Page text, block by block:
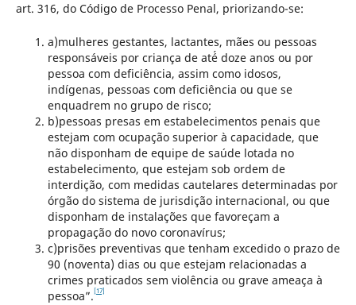
art. 316, do Código de Processo Penal, priorizando-se:
a)mulheres gestantes, lactantes, mães ou pessoas
responsáveis por criança de até́ doze anos ou por
pessoa com deficiência, assim como idosos,
indígenas, pessoas com deficiência ou que se
enquadrem no grupo de risco;
b)pessoas presas em estabelecimentos penais que
estejam com ocupação superior à capacidade, que
não disponham de equipe de saúde lotada no
estabelecimento, que estejam sob ordem de
interdição, com medidas cautelares determinadas por
órgão do sistema de jurisdição internacional, ou que
disponham de instalações que favoreçam a
propagação do novo coronavírus;
c)prisões preventivas que tenham excedido o prazo de
90 (noventa) dias ou que estejam relacionadas a
crimes praticados sem violência ou grave ameaça à
pessoa”. [17]